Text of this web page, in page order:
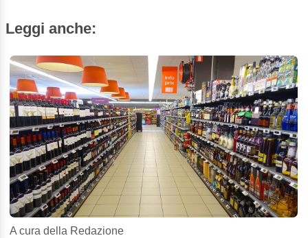
Leggi anche:
A cura della Redazione